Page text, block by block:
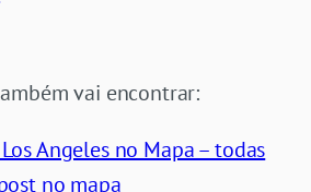
vai encontrar:
Angeles no Mapa – todas
no mapa